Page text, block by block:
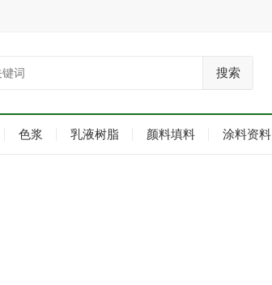
搜索
色浆 乳液树脂 颜料填料 涂料资料